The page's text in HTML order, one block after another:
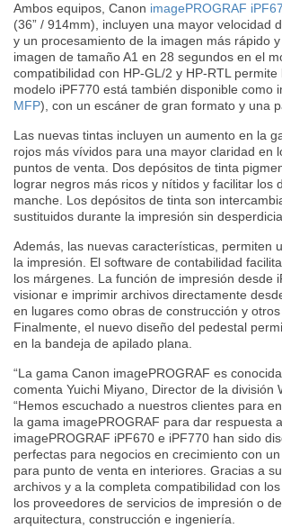
Ambos equipos, Canon imagePROGRAF
(36” / 914mm), incluyen una mayor velocidad
y un procesamiento de la imagen más rápido
imagen de tamaño A1 en 28 segundos en el
compatibilidad con HP-GL/2 y HP-RTL
modelo iPF770 está también disponible como
MFP), con un escáner de gran formato y una
Las nuevas tintas incluyen un aumento en la
rojos más vívidos para una mayor claridad en
puntos de venta. Dos depósitos de tinta
lograr negros más ricos y nítidos y facilitar los
manche. Los depósitos de tinta son
sustituidos durante la impresión sin
Además, las nuevas características, permiten
la impresión. El software de contabilidad
los márgenes. La función de impresión desde
visionar e imprimir archivos directamente
en lugares como obras de construcción y
Finalmente, el nuevo diseño del pedestal
en la bandeja de apilado plana.
“La gama Canon imagePROGRAF es
comenta Yuichi Miyano, Director de la
“Hemos escuchado a nuestros clientes para
la gama imagePROGRAF para dar respuesta
imagePROGRAF iPF670 e iPF770 han sido
perfectas para negocios en crecimiento con
para punto de venta en interiores. Gracias a
archivos y a la completa compatibilidad con
los proveedores de servicios de impresión o
arquitectura, construcción e ingeniería.